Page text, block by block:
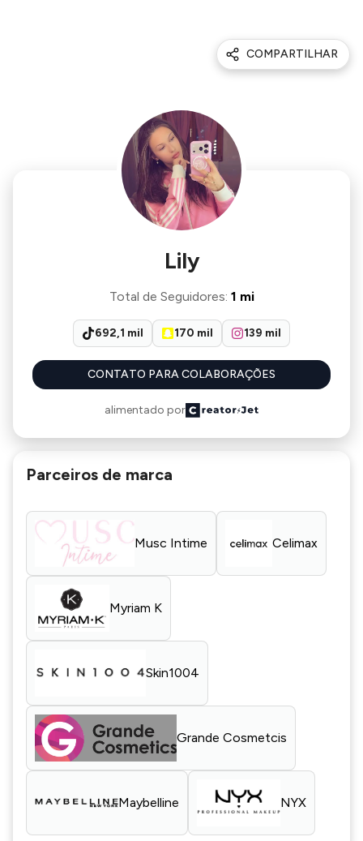
COMPARTILHAR
Lily
Total de Seguidores: 1 mi
692,1 mil 170 mil 139 mil
CONTATO PARA COLABORAÇÕES
alimentado por
Parceiros de marca
Musc Intime Celimax
Myriam K
Skin1004
Grande Cosmetcis
Maybelline NYX